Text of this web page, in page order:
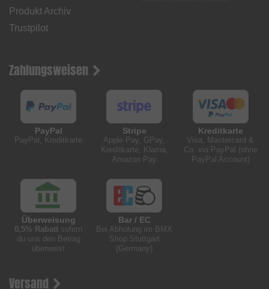
Produkt Archiv
Trustpilot
Zahlungsweisen
PayPal
PayPal, Kreditkarte
Stripe
Apple Pay, GPay,
Kreditkarte, Klarna,
Amazon Pay
Kreditkarte
Visa, Mastercard &
Co. via PayPal (ohne
PayPal Account)
Überweisung
0,5% Rabatt sofern
du uns den Betrag
überweist
Bar / EC
Bei Abholung im BMX
Shop Stuttgart
(Germany)
Versand